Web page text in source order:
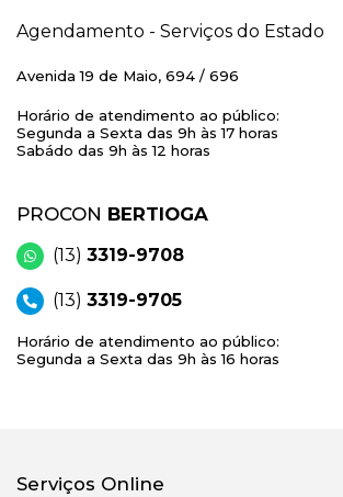
Agendamento - Serviços do Estado
Avenida 19 de Maio, 694 / 696
Horário de atendimento ao público:
Segunda a Sexta das 9h às 17 horas
Sabádo das 9h às 12 horas
PROCON BERTIOGA
(13) 3319-9708
(13) 3319-9705
Horário de atendimento ao público:
Segunda a Sexta das 9h às 16 horas
Serviços Online